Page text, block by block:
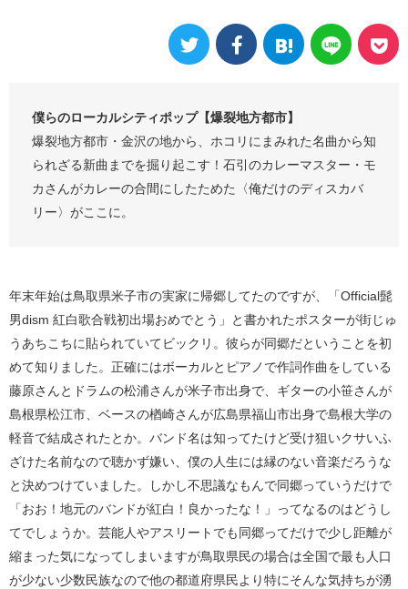
僕らのローカルシティポップ【爆裂地方都市】
爆裂地方都市・金沢の地から、ホコリにまみれた名曲から知
られざる新曲までを掘り起こす！石引のカレーマスター・モ
カさんがカレーの合間にしたためた〈俺だけのディスカバ
リー〉がここに。
年末年始は鳥取県米子市の実家に帰郷してたのですが、「Official髭
男dism 紅白歌合戦初出場おめでとう」と書かれたポスターが街じゅ
うあちこちに貼られていてビックリ。彼らが同郷だということを初
めて知りました。正確にはボーカルとピアノで作詞作曲をしている
藤原さんとドラムの松浦さんが米子市出身で、ギターの小笹さんが
島根県松江市、ベースの楢崎さんが広島県福山市出身で島根大学の
軽音で結成されたとか。バンド名は知ってたけど受け狙いクサいふ
ざけた名前なので聴かず嫌い、僕の人生には縁のない音楽だろうな
と決めつけていました。しかし不思議なもんで同郷っていうだけで
「おお！地元のバンドが紅白！良かったな！」ってなるのはどうし
てでしょうか。芸能人やアスリートでも同郷ってだけで少し距離が
縮まった気になってしまいますが鳥取県民の場合は全国で最も人口
が少ない少数民族なので他の都道府県民より特にそんな気持ちが湧